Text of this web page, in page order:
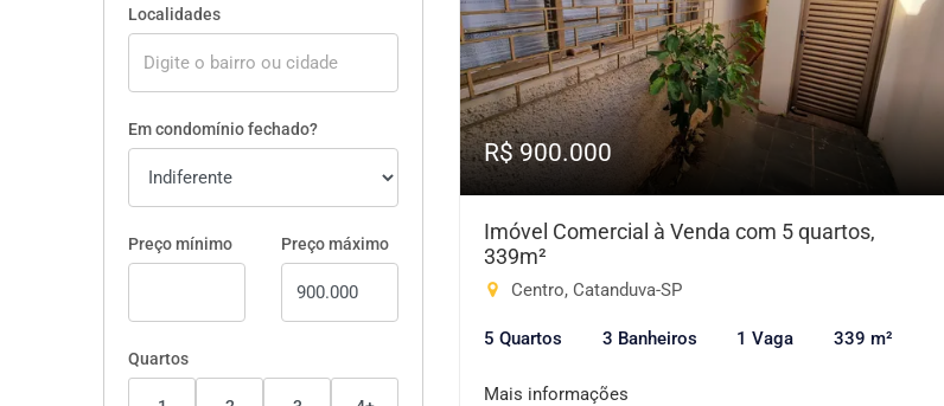
Localidades
Em condomínio fechado?
Preço mínimo Preço máximo
Quartos
R$ 900.000
Imóvel Comercial à Venda com 5 quartos,
339m²
Centro, Catanduva-SP
5 Quartos 3 Banheiros 1 Vaga 339 m²
Mais informações